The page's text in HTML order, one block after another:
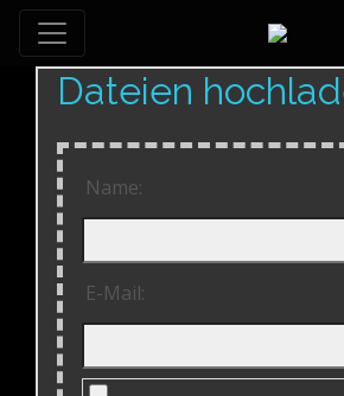
Dateien
Name:
E-Mail: